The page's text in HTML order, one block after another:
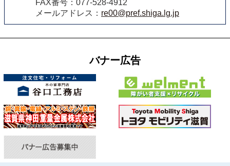
FAX番号：077-528-4912
メールアドレス： re00@pref.shiga.lg.jp
バナー広告